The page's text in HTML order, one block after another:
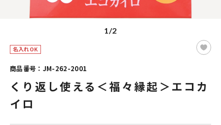
1/2
名入れOK
商品番号：JM-262-2001
くり返し使える＜福々縁起＞エコカ
イロ